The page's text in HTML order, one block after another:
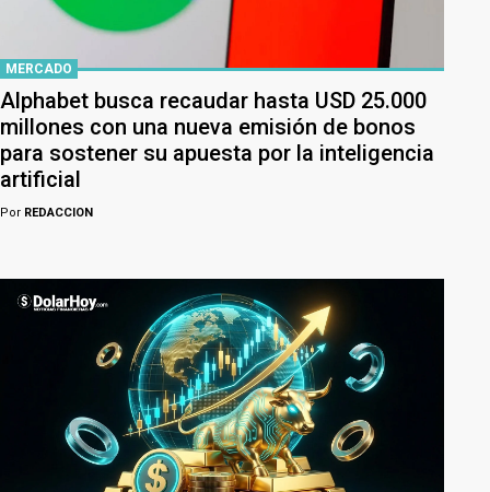
MERCADO
Alphabet busca recaudar hasta USD 25.000
millones con una nueva emisión de bonos
para sostener su apuesta por la inteligencia
artificial
Por REDACCION